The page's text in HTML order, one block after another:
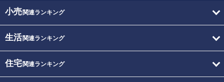
小売関連ランキング
生活関連ランキング
住宅関連ランキング